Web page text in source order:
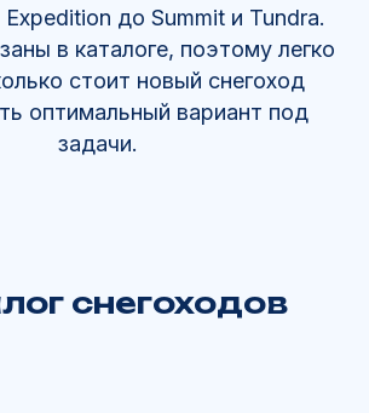
до Summit и Tundra.
в каталоге, поэтому легко
стоит новый снегоход
оптимальный вариант под
задачи.
снегоходов
и Lynx в Ханты-